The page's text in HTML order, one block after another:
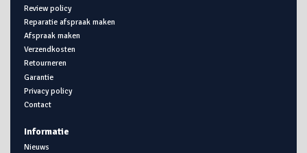
Review policy
Reparatie afspraak maken
Afspraak maken
Verzendkosten
Retourneren
Garantie
Privacy policy
Contact
Informatie
Nieuws